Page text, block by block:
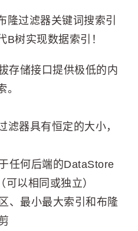
隆过滤器关键词搜索引
B树实现数据索引！
存储接口提供极低的内
滤器具有恒定的大小，
任何后端的DataStore
以相同或独立）
、最小最大索引和布隆